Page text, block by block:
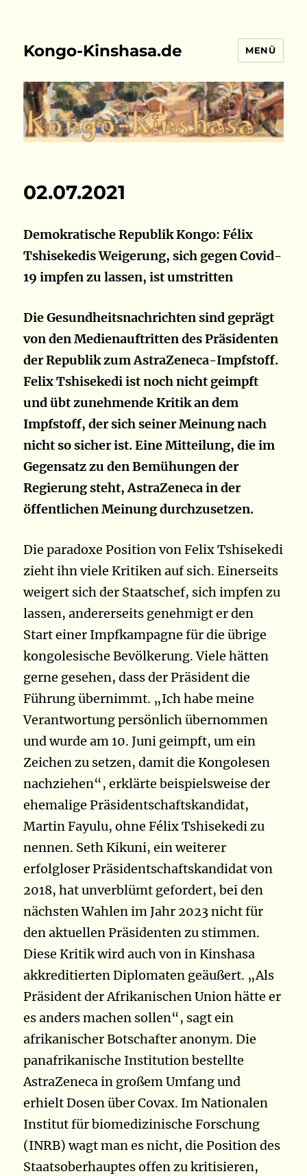
Kongo-Kinshasa.de MENÜ
02.07.2021
Demokratische Republik Kongo: Félix
Tshisekedis Weigerung, sich gegen Covid-
19 impfen zu lassen, ist umstritten
Die Gesundheitsnachrichten sind geprägt
von den Medienauftritten des Präsidenten
der Republik zum AstraZeneca-Impfstoff.
Felix Tshisekedi ist noch nicht geimpft
und übt zunehmende Kritik an dem
Impfstoff, der sich seiner Meinung nach
nicht so sicher ist. Eine Mitteilung, die im
Gegensatz zu den Bemühungen der
Regierung steht, AstraZeneca in der
öffentlichen Meinung durchzusetzen.
Die paradoxe Position von Felix Tshisekedi
zieht ihn viele Kritiken auf sich. Einerseits
weigert sich der Staatschef, sich impfen zu
lassen, andererseits genehmigt er den
Start einer Impfkampagne für die übrige
kongolesische Bevölkerung. Viele hätten
gerne gesehen, dass der Präsident die
Führung übernimmt. „Ich habe meine
Verantwortung persönlich übernommen
und wurde am 10. Juni geimpft, um ein
Zeichen zu setzen, damit die Kongolesen
nachziehen“, erklärte beispielsweise der
ehemalige Präsidentschaftskandidat,
Martin Fayulu, ohne Félix Tshisekedi zu
nennen. Seth Kikuni, ein weiterer
erfolgloser Präsidentschaftskandidat von
2018, hat unverblümt gefordert, bei den
nächsten Wahlen im Jahr 2023 nicht für
den aktuellen Präsidenten zu stimmen.
Diese Kritik wird auch von in Kinshasa
akkreditierten Diplomaten geäußert. „Als
Präsident der Afrikanischen Union hätte er
es anders machen sollen“, sagt ein
afrikanischer Botschafter anonym. Die
panafrikanische Institution bestellte
AstraZeneca in großem Umfang und
erhielt Dosen über Covax. Im Nationalen
Institut für biomedizinische Forschung
(INRB) wagt man es nicht, die Position des
Staatsoberhauptes offen zu kritisieren,